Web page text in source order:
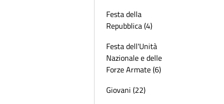
Festa della
Repubblica (4)
Festa dell'Unità
Nazionale e delle
Forze Armate (6)
Giovani (22)